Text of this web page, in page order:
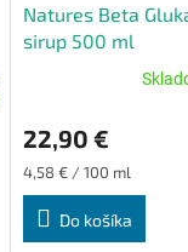
Natures Beta
sirup 500 ml
produktu
4,8
22,90 €
Jednotková
cena:
4,58 € / 100 ml
Do košíka